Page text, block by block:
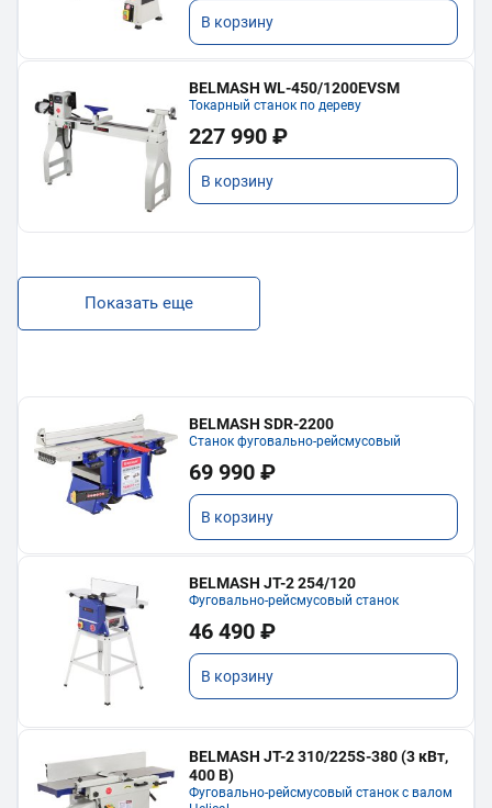
В корзину
BELMASH WL-450/1200EVSM
Токарный станок по дереву
227 990 ₽
В корзину
Показать еще
BELMASH SDR-2200
Станок фуговально-рейсмусовый
69 990 ₽
В корзину
BELMASH JT-2 254/120
Фуговально-рейсмусовый станок
46 490 ₽
В корзину
BELMASH JT-2 310/225S-380 (3 кВт,
400 В)
Фуговально-рейсмусовый станок с валом